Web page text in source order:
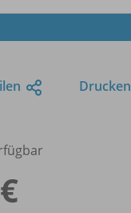
Drucken